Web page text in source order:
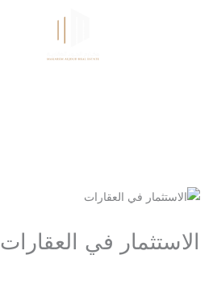
الاستثمار في العقارات